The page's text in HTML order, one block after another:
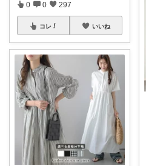
0 0 297
コレ いいね